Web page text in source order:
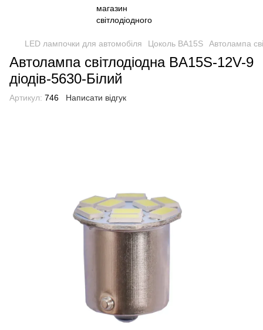
LED лампочки для автомобіля Цоколь BA15S Автолампа
Автолампа світлодіодна BA15S-12V-9
діодів-5630-Білий
Артикул: 746 Написати відгук